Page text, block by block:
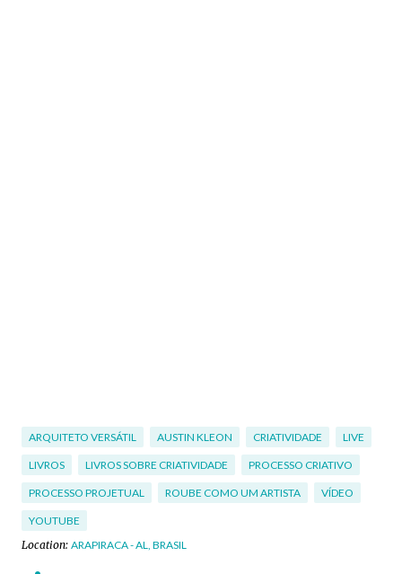
ARQUITETO VERSÁTIL AUSTIN KLEON CRIATIVIDADE LIVE
LIVROS LIVROS SOBRE CRIATIVIDADE PROCESSO CRIATIVO
PROCESSO PROJETUAL ROUBE COMO UM ARTISTA VÍDEO
YOUTUBE
Location: ARAPIRACA - AL, BRASIL